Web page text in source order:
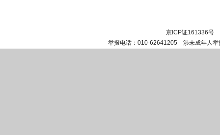
京ICP证161336号
举报电话：010-62641205 涉未成年人